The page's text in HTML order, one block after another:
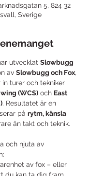
5, 824 32
Sverige
utvecklat Slowbugg
av Slowbugg och Fox,
in turer och tekniker
(WCS) och East
. Resultatet är en
på rytm, känsla
än takt och teknik.
och njuta av
av fox – eller
du kan ta dig fram